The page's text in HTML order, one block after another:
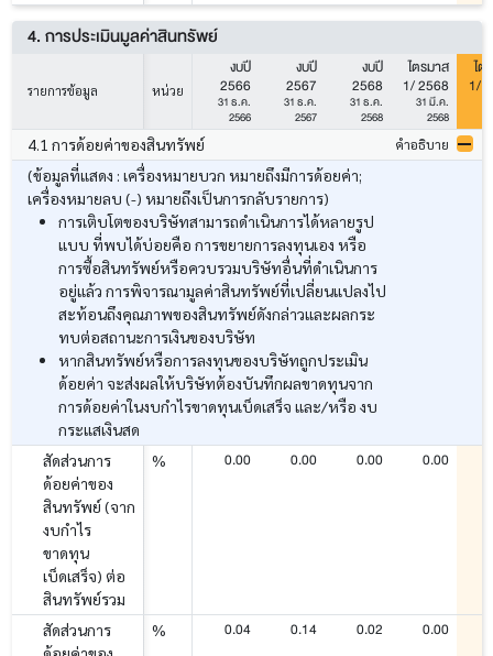
4. การประเมินมูลค่าสินทรัพย์
รายการข้อมูล หน่วย
งบปี
2566
31 ธ.ค.
2566
งบปี
2567
31 ธ.ค.
2567
งบปี
2568
31 ธ.ค.
2568
ไตรมาส
1/ 2568
31 มี.ค.
2568
ไต
1/
4.1 การด้อยค่าของสินทรัพย์ คำอธิบาย
(ข้อมูลที่แสดง : เครื่องหมายบวก หมายถึงมีการด้อยค่า;
เครื่องหมายลบ (-) หมายถึงเป็นการกลับรายการ)
การเติบโตของบริษัทสามารถดำเนินการได้หลายรูป
แบบ ที่พบได้บ่อยคือ การขยายการลงทุนเอง หรือ
การซื้อสินทรัพย์หรือควบรวมบริษัทอื่นที่ดำเนินการ
อยู่แล้ว การพิจารณามูลค่าสินทรัพย์ที่เปลี่ยนแปลงไป
สะท้อนถึงคุณภาพของสินทรัพย์ดังกล่าวและผลกระ
ทบต่อสถานะการเงินของบริษัท
หากสินทรัพย์หรือการลงทุนของบริษัทถูกประเมิน
ด้อยค่า จะส่งผลให้บริษัทต้องบันทึกผลขาดทุนจาก
การด้อยค่าในงบกำไรขาดทุนเบ็ดเสร็จ และ/หรือ งบ
กระแสเงินสด
สัดส่วนการ
ด้อยค่าของ
สินทรัพย์ (จาก
งบกำไร
ขาดทุน
เบ็ดเสร็จ) ต่อ
สินทรัพย์รวม
% 0.00 0.00 0.00 0.00
สัดส่วนการ
% 0.04 0.14 0.02 0.00